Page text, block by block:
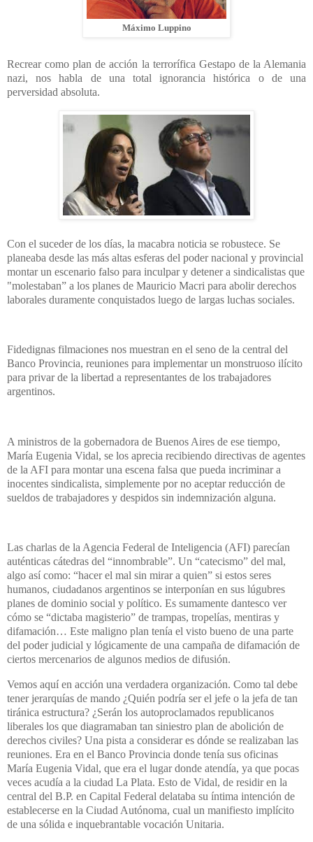
Máximo Luppino
Recrear como plan de acción la terrorífica Gestapo de la Alemania
nazi, nos habla de una total ignorancia histórica o de una
perversidad absoluta.
Con el suceder de los días, la macabra noticia se robustece. Se
planeaba desde las más altas esferas del poder nacional y provincial
montar un escenario falso para inculpar y detener a sindicalistas que
"molestaban” a los planes de Mauricio Macri para abolir derechos
laborales duramente conquistados luego de largas luchas sociales.
Fidedignas filmaciones nos muestran en el seno de la central del
Banco Provincia, reuniones para implementar un monstruoso ilícito
para privar de la libertad a representantes de los trabajadores
argentinos.
A ministros de la gobernadora de Buenos Aires de ese tiempo,
María Eugenia Vidal, se los aprecia recibiendo directivas de agentes
de la AFI para montar una escena falsa que pueda incriminar a
inocentes sindicalista, simplemente por no aceptar reducción de
sueldos de trabajadores y despidos sin indemnización alguna.
Las charlas de la Agencia Federal de Inteligencia (AFI) parecían
auténticas cátedras del “innombrable”. Un “catecismo” del mal,
algo así como: “hacer el mal sin mirar a quien” si estos seres
humanos, ciudadanos argentinos se interponían en sus lúgubres
planes de dominio social y político. Es sumamente dantesco ver
cómo se “dictaba magisterio” de trampas, tropelías, mentiras y
difamación… Este maligno plan tenía el visto bueno de una parte
del poder judicial y lógicamente de una campaña de difamación de
ciertos mercenarios de algunos medios de difusión.
Vemos aquí en acción una verdadera organización. Como tal debe
tener jerarquías de mando ¿Quién podría ser el jefe o la jefa de tan
tiránica estructura? ¿Serán los autoproclamados republicanos
liberales los que diagramaban tan siniestro plan de abolición de
derechos civiles? Una pista a considerar es dónde se realizaban las
reuniones. Era en el Banco Provincia donde tenía sus oficinas
María Eugenia Vidal, que era el lugar donde atendía, ya que pocas
veces acudía a la ciudad La Plata. Esto de Vidal, de residir en la
central del B.P. en Capital Federal delataba su íntima intención de
establecerse en la Ciudad Autónoma, cual un manifiesto implícito
de una sólida e inquebrantable vocación Unitaria.